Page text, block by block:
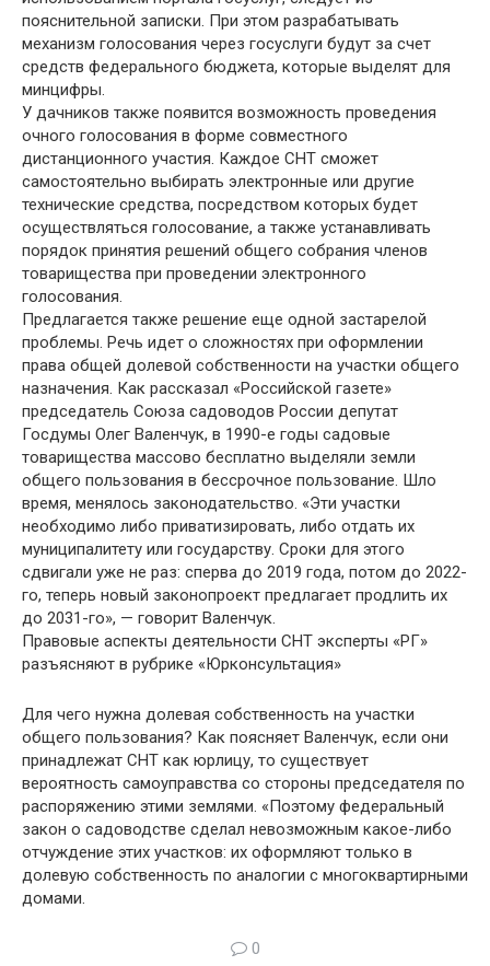
пояснительной записки. При этом разрабатывать
механизм голосования через госуслуги будут за счет
средств федерального бюджета, которые выделят для
минцифры.
У дачников также появится возможность проведения
очного голосования в форме совместного
дистанционного участия. Каждое СНТ сможет
самостоятельно выбирать электронные или другие
технические средства, посредством которых будет
осуществляться голосование, а также устанавливать
порядок принятия решений общего собрания членов
товарищества при проведении электронного
голосования.
Предлагается также решение еще одной застарелой
проблемы. Речь идет о сложностях при оформлении
права общей долевой собственности на участки общего
назначения. Как рассказал «Российской газете»
председатель Союза садоводов России депутат
Госдумы Олег Валенчук, в 1990-е годы садовые
товарищества массово бесплатно выделяли земли
общего пользования в бессрочное пользование. Шло
время, менялось законодательство. «Эти участки
необходимо либо приватизировать, либо отдать их
муниципалитету или государству. Сроки для этого
сдвигали уже не раз: сперва до 2019 года, потом до 2022-
го, теперь новый законопроект предлагает продлить их
до 2031-го», — говорит Валенчук.
Правовые аспекты деятельности СНТ эксперты «РГ»
разъясняют в рубрике «Юрконсультация»
Для чего нужна долевая собственность на участки
общего пользования? Как поясняет Валенчук, если они
принадлежат СНТ как юрлицу, то существует
вероятность самоуправства со стороны председателя по
распоряжению этими землями. «Поэтому федеральный
закон о садоводстве сделал невозможным какое-либо
отчуждение этих участков: их оформляют только в
долевую собственность по аналогии с многоквартирными
домами.
0